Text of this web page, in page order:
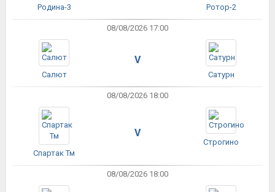
Родина-3 Ротор-2
08/08/2026 17:00
Салют
V
Сатурн
08/08/2026 18:00
Спартак Тм
V
Строгино
08/08/2026 18:00